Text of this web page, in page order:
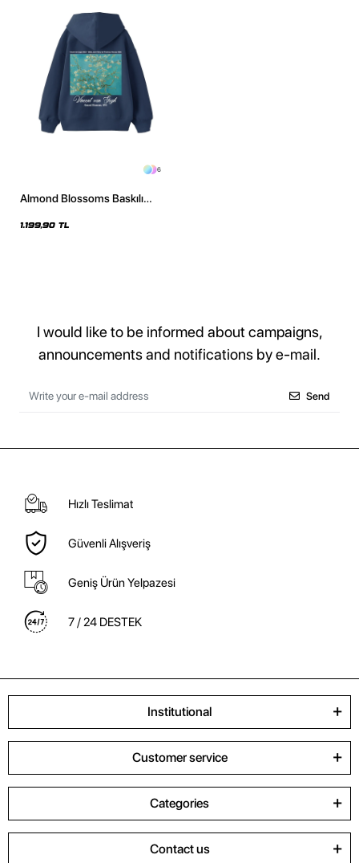
6
Almond Blossoms Baskılı
1.199,90 TL
I would like to be informed about campaigns,
announcements and notifications by e-mail.
Send
Hızlı Teslimat
Güvenli Alışveriş
Geniş Ürün Yelpazesi
7 / 24 DESTEK
Institutional
Customer service
Categories
Contact us